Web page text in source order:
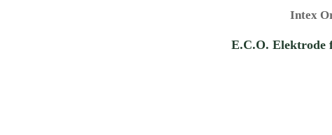
Intex
E.C.O. Elektrode